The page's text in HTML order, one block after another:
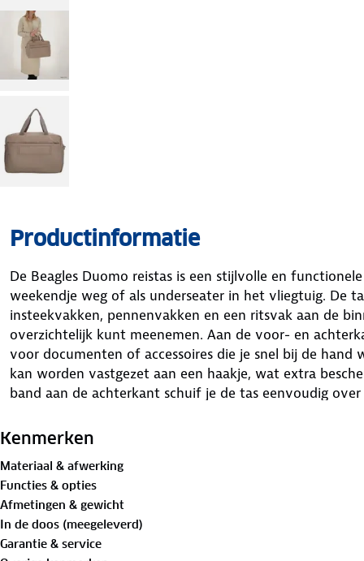
Productinformatie
De Beagles Duomo reistas is een stijlvolle en
weekendje weg of als underseater in het vliegtuig. De
insteekvakken, pennenvakken en een ritsvak aan de
overzichtelijk kunt meenemen. Aan de voor- en
voor documenten of accessoires die je snel bij de
kan worden vastgezet aan een haakje, wat extra
band aan de achterkant schuif je de tas eenvoudig
manier die jij het prettigst vindt.
Afmetingen: 28 cm hoogte x 41 cm breedte x 20 cm
Kenmerken:
Kenmerken
Materiaal & afwerking
Functies & opties
Afmetingen & gewicht
In de doos (meegeleverd)
Garantie & service